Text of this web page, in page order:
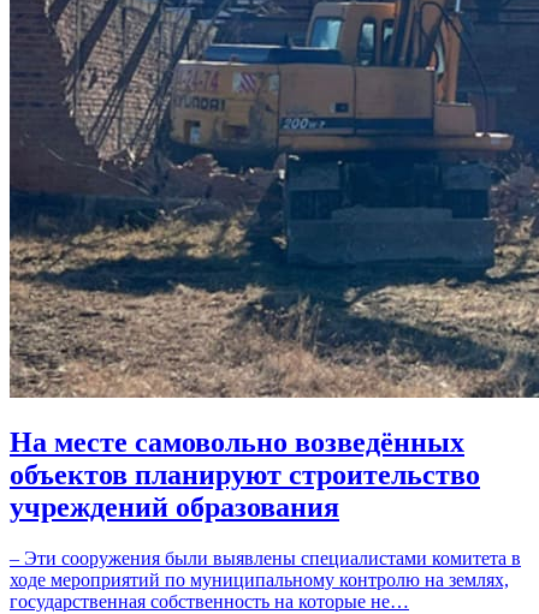
На месте самовольно возведённых
объектов планируют строительство
учреждений образования
– Эти сооружения были выявлены специалистами комитета в
ходе мероприятий по муниципальному контролю на землях,
государственная собственность на которые не…